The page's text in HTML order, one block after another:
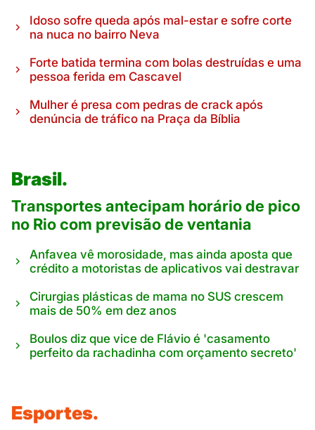
Idoso sofre queda após mal-estar e sofre corte
na nuca no bairro Neva
Forte batida termina com bolas destruídas e uma
pessoa ferida em Cascavel
Mulher é presa com pedras de crack após
denúncia de tráfico na Praça da Bíblia
Brasil.
Transportes antecipam horário de pico
no Rio com previsão de ventania
Anfavea vê morosidade, mas ainda aposta que
crédito a motoristas de aplicativos vai destravar
Cirurgias plásticas de mama no SUS crescem
mais de 50% em dez anos
Boulos diz que vice de Flávio é 'casamento
perfeito da rachadinha com orçamento secreto'
Esportes.